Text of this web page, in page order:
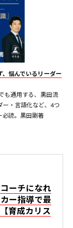
悩んでいるリーダー
も通用する、黒田流
ー・言語化など、4つ
必読。黒田剛著
ーチになれ
ー指導で最
育成カリス